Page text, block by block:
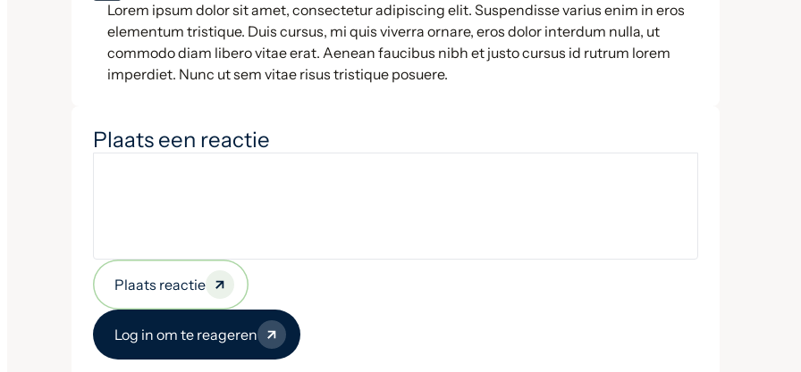
Lorem ipsum dolor sit amet, consectetur adipiscing elit. Suspendisse varius enim in eros
elementum tristique. Duis cursus, mi quis viverra ornare, eros dolor interdum nulla, ut
commodo diam libero vitae erat. Aenean faucibus nibh et justo cursus id rutrum lorem
imperdiet. Nunc ut sem vitae risus tristique posuere.
Plaats een reactie
Plaats reactie
Log in om te reageren